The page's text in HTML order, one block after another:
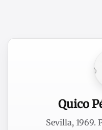
Quico
Sevilla, 1969.